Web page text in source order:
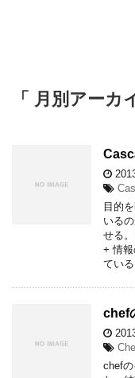
「 月別アーカ
目的
いる
せる
+ 情報
てい
chef
chef